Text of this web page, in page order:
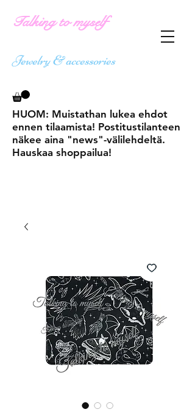
Talking to myself
Jewelry & accessories
HUOM: Muistathan lukea ehdot
ennen tilaamista! Postitustilanteen
näkee aina "news"-välilehdeltä.
Hauskaa shoppailua!